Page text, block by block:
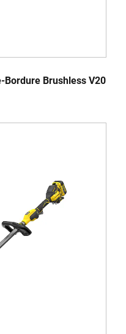
Bordure Brushless V20